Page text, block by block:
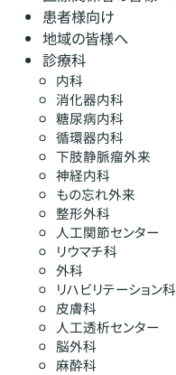
患者様向け
地域の皆様へ
診療科
内科
消化器内科
糖尿病内科
循環器内科
下肢静脈瘤外来
神経内科
もの忘れ外来
整形外科
人工関節センター
リウマチ科
外科
リハビリテーション科
皮膚科
人工透析センター
脳外科
麻酔科